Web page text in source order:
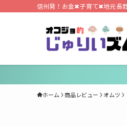
信州発！お金✖子育て✖地元長
ホーム 商品レビュー オムツ